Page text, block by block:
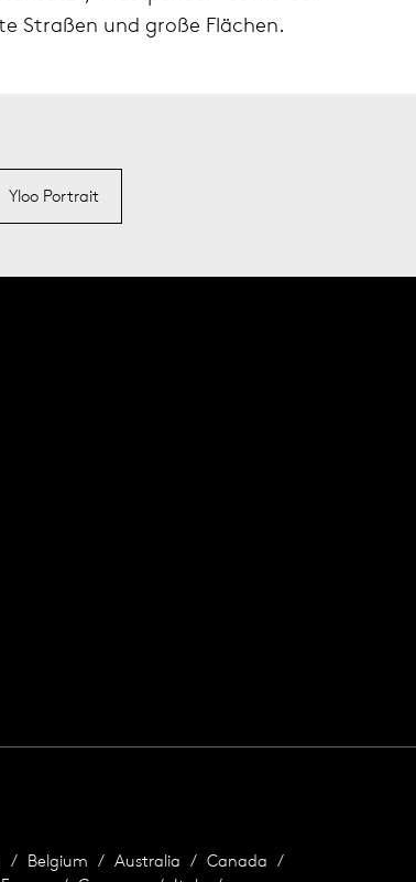
Stra­ßen und große Flä­chen.
Yloo Portrait
Belgium Australia
Canada